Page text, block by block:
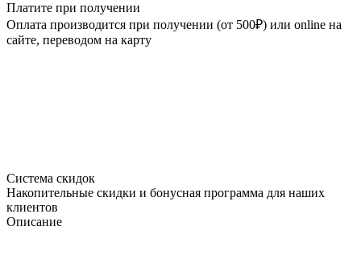
Платите при получении
Оплата производится при получении (от 500₽) или online на
сайте, переводом на карту
Система скидок
Накопительные скидки и бонусная программа для наших
клиентов
Описание